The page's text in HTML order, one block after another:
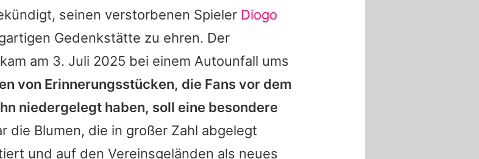
Alle Themen auf Promiflash
App runterladen
Team
Redaktionelle Richtlinien
Impressum
seinen verstorbenen Spieler Diogo
Gedenkstätte zu ehren. Der
am 3. Juli 2025 bei einem Autounfall ums
von Erinnerungsstücken, die Fans vor dem
niedergelegt haben, soll eine besondere
die Blumen, die in großer Zahl abgelegt
und auf den Vereinsgeländen als neues